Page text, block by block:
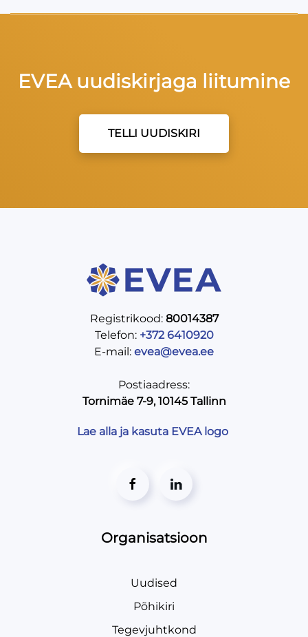
EVEA uudiskirjaga liitumine
TELLI UUDISKIRI
Registrikood: 80014387
Telefon: +372 6410920
E-mail: evea@evea.ee
Postiaadress:
Tornimäe 7-9, 10145 Tallinn
Lae alla ja kasuta EVEA logo
Organisatsioon
Uudised
Põhikiri
Tegevjuhtkond